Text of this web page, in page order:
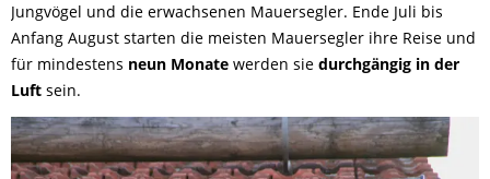
Jungvögel und die erwachsenen Mauersegler. Ende Juli bis
Anfang August starten die meisten Mauersegler ihre Reise und
für mindestens neun Monate werden sie durchgängig in der
Luft sein.